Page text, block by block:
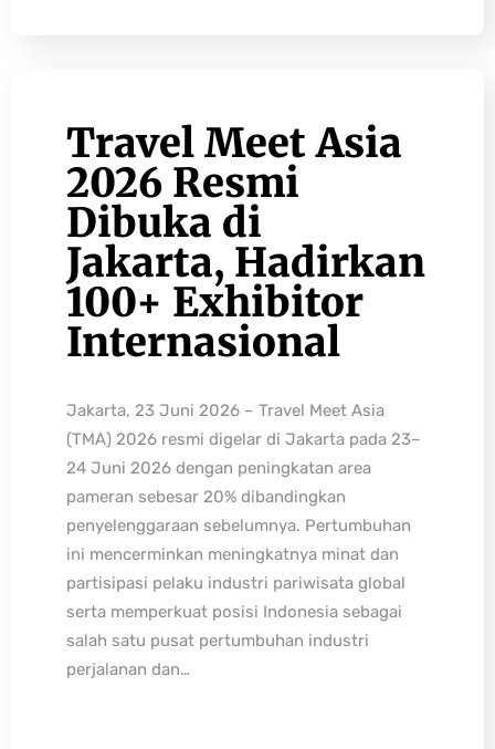
Travel Meet Asia
2026 Resmi
Dibuka di
Jakarta, Hadirkan
100+ Exhibitor
Internasional
Jakarta, 23 Juni 2026 – Travel Meet Asia
(TMA) 2026 resmi digelar di Jakarta pada 23–
24 Juni 2026 dengan peningkatan area
pameran sebesar 20% dibandingkan
penyelenggaraan sebelumnya. Pertumbuhan
ini mencerminkan meningkatnya minat dan
partisipasi pelaku industri pariwisata global
serta memperkuat posisi Indonesia sebagai
salah satu pusat pertumbuhan industri
perjalanan dan…